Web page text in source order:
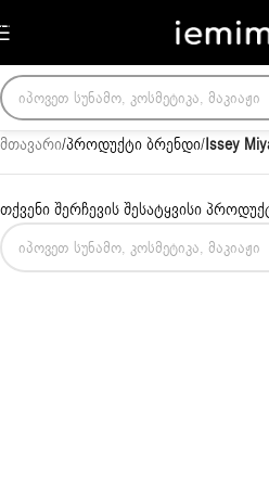
Skip to navigation
მთავარი/პროდუქტი ბრენდი/Issey
თქვენი შერჩევის შესატყვისი